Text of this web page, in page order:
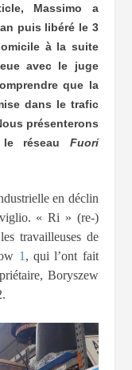
Massimo a
puis libéré le 3
à la suite
avec le juge
que la
dans le trafic
présenterons
le réseau Fuori
en déclin
« Ri » (re-)
travailleuses de
1, qui l’ont fait
Boryszew